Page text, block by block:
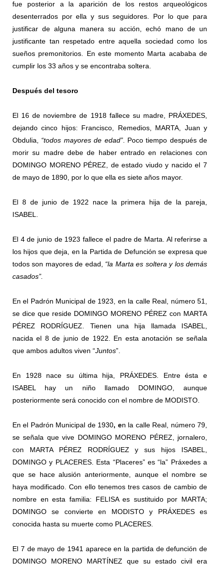
fue posterior a la aparición de los restos arqueológicos
desenterrados por ella y sus seguidores. Por lo que para
justificar de alguna manera su acción, echó mano de un
justificante tan respetado entre aquella sociedad como los
sueños premonitorios. En este momento Marta acababa de
cumplir los 33 años y se encontraba soltera.
Después del tesoro
El 16 de noviembre de 1918 fallece su madre, PRÁXEDES,
dejando cinco hijos: Francisco, Remedios, MARTA, Juan y
Obdulia, “todos mayores de edad”. Poco tiempo después de
morir su madre debe de haber entrado en relaciones con
DOMINGO MORENO PÉREZ, de estado viudo y nacido el 7
de mayo de 1890, por lo que ella es siete años mayor.
El 8 de junio de 1922 nace la primera hija de la pareja,
ISABEL.
El 4 de junio de 1923 fallece el padre de Marta. Al referirse a
los hijos que deja, en la Partida de Defunción se expresa que
todos son mayores de edad, “la Marta es soltera y los demás
casados”.
En el Padrón Municipal de 1923, en la calle Real, número 51,
se dice que reside DOMINGO MORENO PÉREZ con MARTA
PÉREZ RODRÍGUEZ. Tienen una hija llamada ISABEL,
nacida el 8 de junio de 1922. En esta anotación se señala
que ambos adultos viven “Juntos”.
En 1928 nace su última hija, PRÁXEDES. Entre ésta e
ISABEL hay un niño llamado DOMINGO, aunque
posteriormente será conocido con el nombre de MODISTO.
En el Padrón Municipal de 1930, en la calle Real, número 79,
se señala que vive DOMINGO MORENO PÉREZ, jornalero,
con MARTA PÉREZ RODRÍGUEZ y sus hijos ISABEL,
DOMINGO y PLACERES. Esta “Placeres” es “la” Práxedes a
que se hace alusión anteriormente, aunque el nombre se
haya modificado. Con ello tenemos tres casos de cambio de
nombre en esta familia: FELISA es sustituido por MARTA;
DOMINGO se convierte en MODISTO y PRÁXEDES es
conocida hasta su muerte como PLACERES.
El 7 de mayo de 1941 aparece en la partida de defunción de
DOMINGO MORENO MARTÍNEZ que su estado civil era